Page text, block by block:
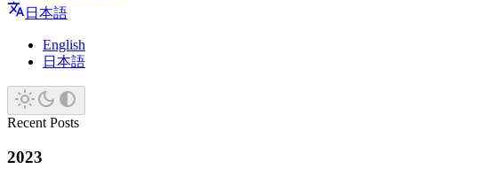
日本語
English
日本語
Recent Posts
2023